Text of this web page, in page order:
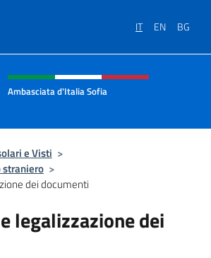
IT EN BG
sito, social e menù
Ambasciata d'Italia Sofia
e Visti >
straniero >
dei documenti
legalizzazione dei